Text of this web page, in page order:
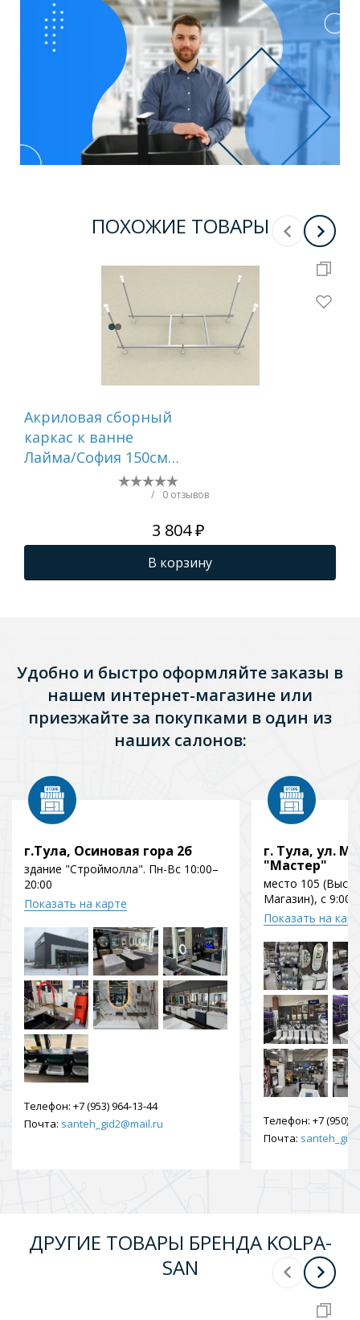
ПОХОЖИЕ ТОВАРЫ
Акриловая сборный
каркас к ванне
Лайма/София 150см
/ 0 отзывов
3 804 ₽
В корзину
Удобно и быстро оформляйте заказы в
нашем интернет-магазине или
приезжайте за покупками в один из
наших салонов:
г.Тула, Осиновая гора 2б
здание "Строймолла". Пн-Вс 10:00–
20:00
Показать на карте
Телефон: +7 (953) 964-13-44
Почта: santeh_gid2@mail.ru
г. Тула, ул.
"Мастер"
место 105
Магазин), с 9:00
Показать на
Телефон: +7 (950)
Почта:
ДРУГИЕ ТОВАРЫ БРЕНДА KOLPA-
SAN